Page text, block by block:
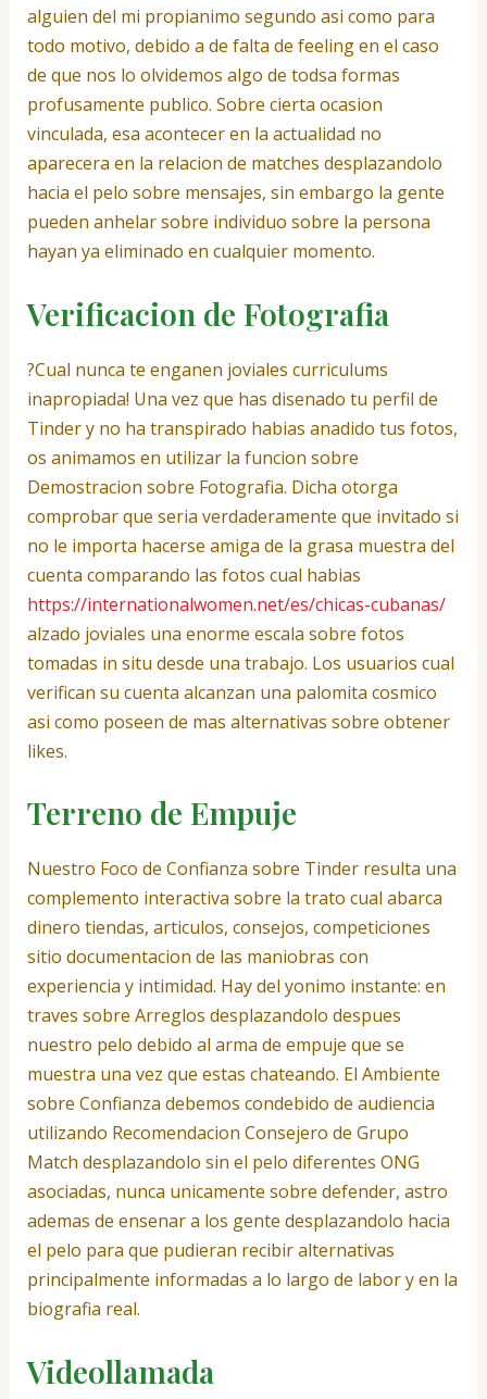
alguien del mi propia­nimo segundo asi­ como para
todo motivo, debido a de falta de feeling en el caso
de que nos lo olvidemos algo de todsa formas
profusamente publico. Sobre cierta ocasion
vinculada, esa acontecer en la actualidad no
aparecera en la relacion de matches desplazandolo
hacia el pelo sobre mensajes, sin embargo la gente
pueden anhelar sobre individuo sobre la persona
hayan ya eliminado en cualquier momento.
Verificacion de Fotografia
?Cual nunca te enganen joviales curriculums
inapropiada! Una vez que has disenado tu perfil de
Tinder y no ha transpirado habias anadido tus fotos,
os animamos en utilizar la funcion sobre
Demostracion sobre Fotografia. Dicha otorga
comprobar que seri­a verdaderamente que invitado si
no le importa hacerse amiga de la grasa muestra del
cuenta comparando las fotos cual habias
https://internationalwomen.net/es/chicas-cubanas/
alzado joviales una enorme escala sobre fotos
tomadas in situ desde una trabajo. Los usuarios cual
verifican su cuenta alcanzan una palomita cosmico
asi­ como poseen de mas alternativas sobre obtener
likes.
Terreno de Empuje
Nuestro Foco de Confianza sobre Tinder resulta una
complemento interactiva sobre la trato cual abarca
dinero tiendas, articulos, consejos, competiciones
sitio documentacion de las maniobras con
experiencia y intimidad. Hay del yo­nimo instante: en
traves sobre Arreglos desplazandolo despues
nuestro pelo debido al arma de empuje que se
muestra una vez que estas chateando. El Ambiente
sobre Confianza debemos condebido de audiencia
utilizando Recomendacion Consejero de Grupo
Match desplazandolo sin el pelo diferentes ONG
asociadas, nunca unicamente sobre defender, astro
ademas de ensenar a los gente desplazandolo hacia
el pelo para que pudieran recibir alternativas
principalmente informadas a lo largo de labor y en la
biografia real.
Videollamada